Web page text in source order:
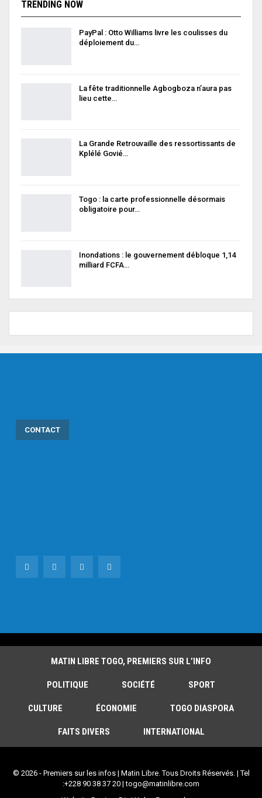
TRENDING NOW
PayPal : Otto Williams livre les coulisses du
déploiement du…
La fête traditionnelle Agbogboza n’aura pas
lieu cette…
La Grande Retrouvaille des ressortissants de
Kplélé Govié…
Togo : la carte professionnelle désormais
obligatoire pour…
Inondations : le gouvernement débloque 1,14
milliard FCFA…
CONTACT
MATIN LIBRE TOGO, PREMIERS SUR L’INFO
POLITIQUE SOCIÉTÉ SPORT
CULTURE ÉCONOMIE TOGO DIASPORA
FAITS DIVERS INTERNATIONAL
© 2026 - Premiers sur les infos | Matin Libre. Tous Droits Réservés. | Tel
:+228 90 38 37 20 | togo@matinlibre.com